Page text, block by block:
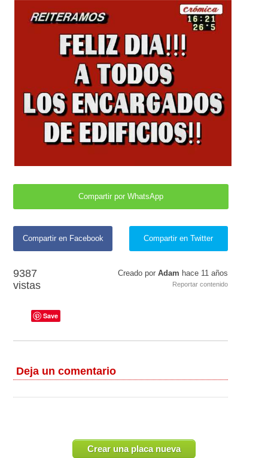
Compartir por WhatsApp
Compartir en Facebook Compartir en Twitter
9387
vistas
Creado porAdam hace 11 años
Reportar contenido
Save
Deja un comentario
Crear una placa nueva